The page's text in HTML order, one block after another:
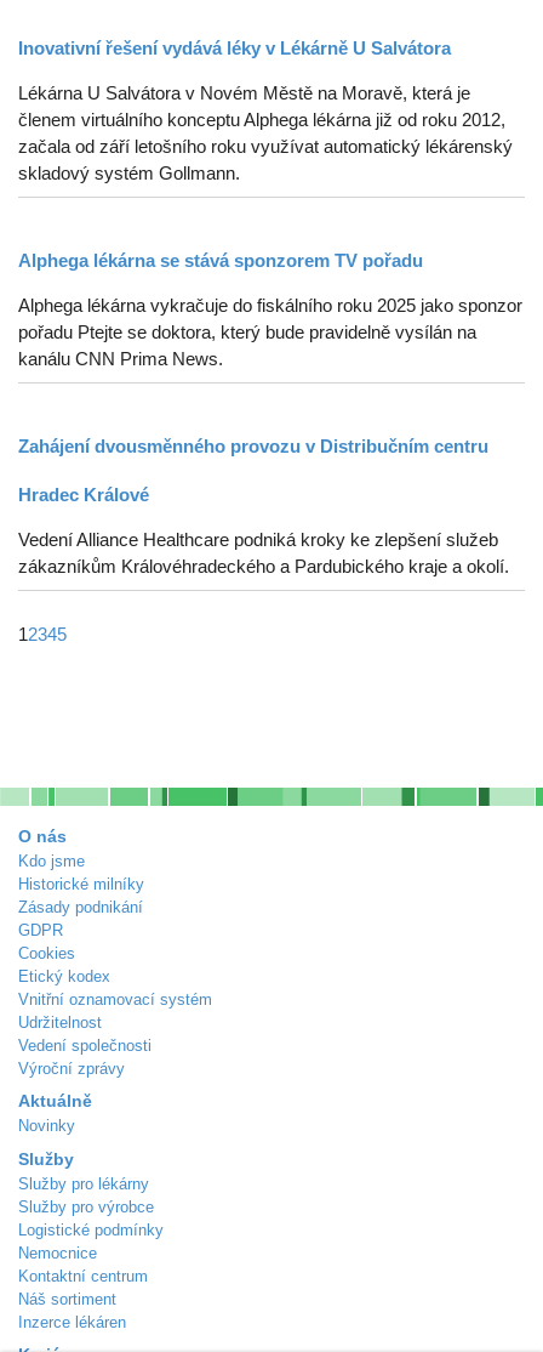
Inovativní řešení vydává léky v Lékárně U Salvátora
Lékárna U Salvátora v Novém Městě na Moravě, která je
členem virtuálního konceptu Alphega lékárna již od roku 2012,
začala od září letošního roku využívat automatický lékárenský
skladový systém Gollmann.
Alphega lékárna se stává sponzorem TV pořadu
Alphega lékárna vykračuje do fiskálního roku 2025 jako sponzor
pořadu Ptejte se doktora, který bude pravidelně vysílán na
kanálu CNN Prima News.
Zahájení dvousměnného provozu v Distribučním centru
Hradec Králové
Vedení Alliance Healthcare podniká kroky ke zlepšení služeb
zákazníkům Královéhradeckého a Pardubického kraje a okolí.
12345
O nás
Kdo jsme
Historické milníky
Zásady podnikání
GDPR
Cookies
Etický kodex
Vnitřní oznamovací systém
Udržitelnost
Vedení společnosti
Výroční zprávy
Aktuálně
Novinky
Služby
Služby pro lékárny
Služby pro výrobce
Logistické podmínky
Nemocnice
Kontaktní centrum
Náš sortiment
Inzerce lékáren